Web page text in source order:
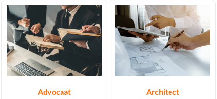
Advocaat Architect